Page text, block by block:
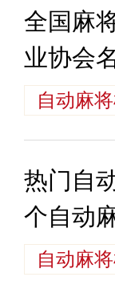
全国麻
业协会
自动麻
热门自
个自动
自动麻